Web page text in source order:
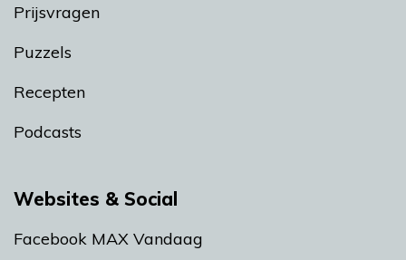
Prijsvragen
Puzzels
Recepten
Podcasts
Websites & Social
Facebook MAX Vandaag